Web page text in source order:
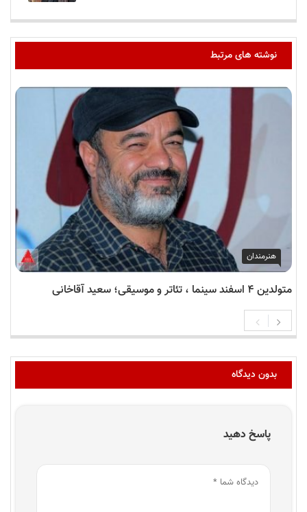
نوشته های مرتبط
هنرمندان
متولدین ۴ اسفند سینما ، تئاتر و موسیقی؛ سعید آقاخانی
بدون دیدگاه
پاسخ دهید